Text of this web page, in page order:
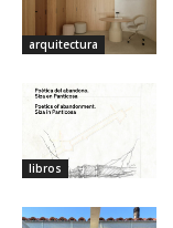
arquitectura
libros